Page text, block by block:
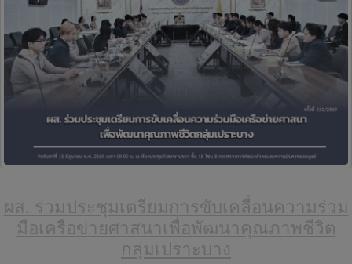
ผส. ร่วมประชุมเตรียมการขับเคลื่อนความร่วม
มือเครือข่ายศาสนาเพื่อพัฒนาคุณภาพชีวิต
กลุ่มเปราะบาง